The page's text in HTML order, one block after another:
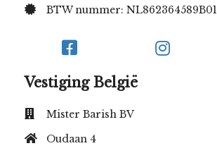
BTW nummer: NL862364589B01
Vestiging België
Mister Barish BV
Oudaan 4